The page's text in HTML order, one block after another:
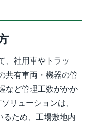
、社用車やトラッ
共有車両・機器の管
など管理工数がかか
リューションは、
ため、工場敷地内